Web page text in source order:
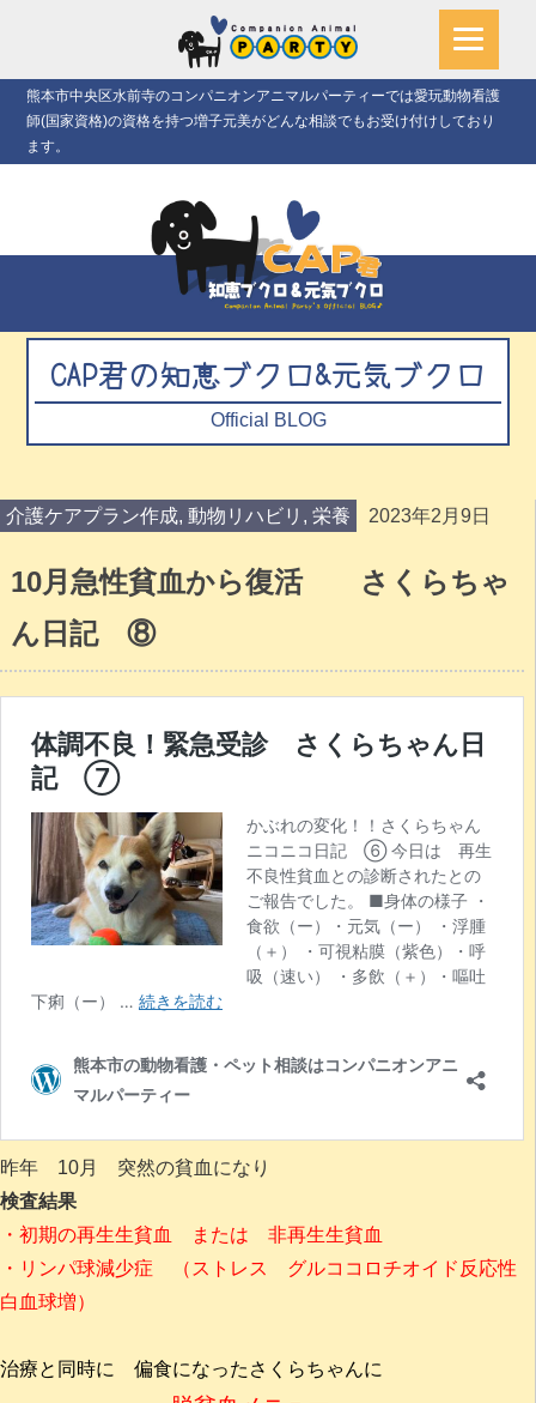
熊本市中央区水前寺のコンパニオンアニマルパーティーでは愛玩動物看護
師(国家資格)の資格を持つ増子元美がどんな相談でもお受け付けしており
ます。
CAP君の知恵ブクロ&元気ブクロ
Official BLOG
介護ケアプラン作成, 動物リハビリ , 栄養 2023年2月9日
10月急性貧血から復活 さくらちゃ
ん日記 ⑧
昨年 10月 突然の貧血になり
検査結果
・初期の再生生貧血 または 非再生生貧血
・リンパ球減少症 （ストレス グルココロチオイド反応性
白血球増）
治療と同時に 偏食になったさくらちゃんに